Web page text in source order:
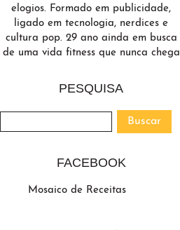
elogios. Formado em publicidade,
ligado em tecnologia, nerdices e
cultura pop. 29 ano ainda em busca
de uma vida fitness que nunca chega
PESQUISA
FACEBOOK
Mosaico de Receitas